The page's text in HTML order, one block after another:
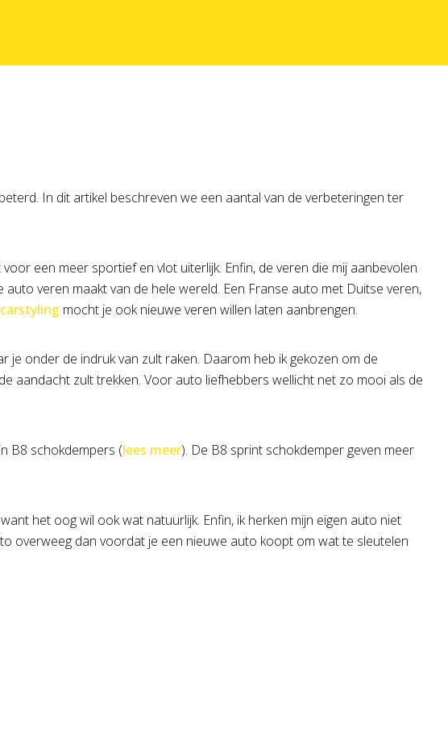
In dit artikel beschreven we een aantal van de verbeteringen ter
een meer sportief en vlot uiterlijk. Enfin, de veren die mij aanbevolen
veren maakt van de hele wereld. Een Franse auto met Duitse veren,
mocht je ook nieuwe veren willen laten aanbrengen.
je onder de indruk van zult raken. Daarom heb ik gekozen om de
aandacht zult trekken. Voor auto liefhebbers wellicht net zo mooi als de
B8 schokdempers (lees meer). De B8 sprint schokdemper geven meer
het oog wil ook wat natuurlijk. Enfin, ik herken mijn eigen auto niet
overweeg dan voordat je een nieuwe auto koopt om wat te sleutelen